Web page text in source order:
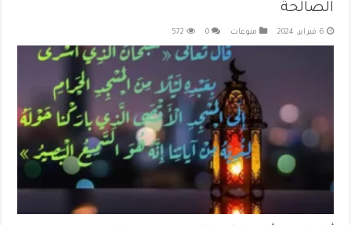
الصالحة
6 فبراير، 2024 منوعات 0
572